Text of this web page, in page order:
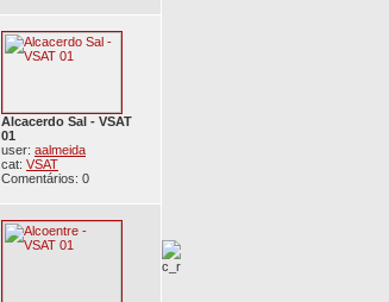
Alcacerdo Sal - VSAT
01
user: aalmeida
cat: VSAT
Comentários: 0